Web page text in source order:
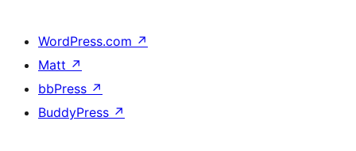
WordPress.com ↗
Matt ↗
bbPress ↗
BuddyPress ↗